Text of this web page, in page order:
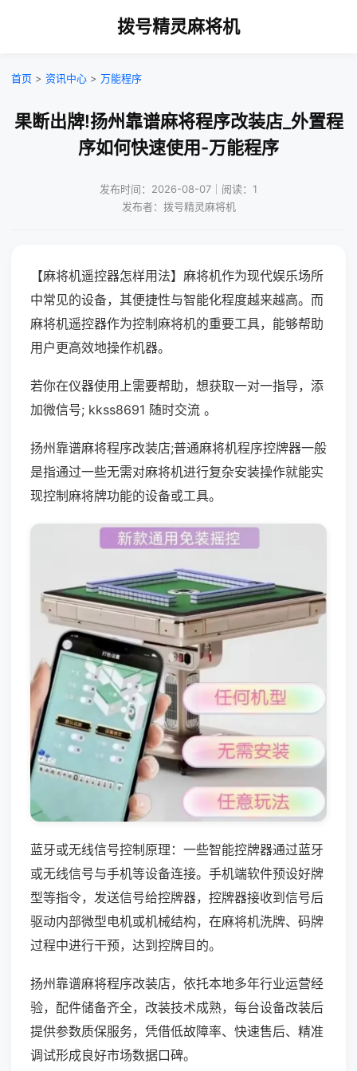
拨号精灵麻将机
首页 > 资讯中心 > 万能程序
果断出牌!扬州靠谱麻将程序改装店_外置程
序如何快速使用-万能程序
发布时间：2026-08-07｜阅读：1
发布者：拨号精灵麻将机
【麻将机遥控器怎样用法】麻将机作为现代娱乐场所
中常见的设备，其便捷性与智能化程度越来越高。而
麻将机遥控器作为控制麻将机的重要工具，能够帮助
用户更高效地操作机器。
若你在仪器使用上需要帮助，想获取一对一指导，添
加微信号; kkss8691 随时交流 。
扬州靠谱麻将程序改装店;普通麻将机程序控牌器一般
是指通过一些无需对麻将机进行复杂安装操作就能实
现控制麻将牌功能的设备或工具。
蓝牙或无线信号控制原理：一些智能控牌器通过蓝牙
或无线信号与手机等设备连接。手机端软件预设好牌
型等指令，发送信号给控牌器，控牌器接收到信号后
驱动内部微型电机或机械结构，在麻将机洗牌、码牌
过程中进行干预，达到控牌目的。
扬州靠谱麻将程序改装店，依托本地多年行业运营经
验，配件储备齐全，改装技术成熟，每台设备改装后
提供参数质保服务，凭借低故障率、快速售后、精准
调试形成良好市场数据口碑。